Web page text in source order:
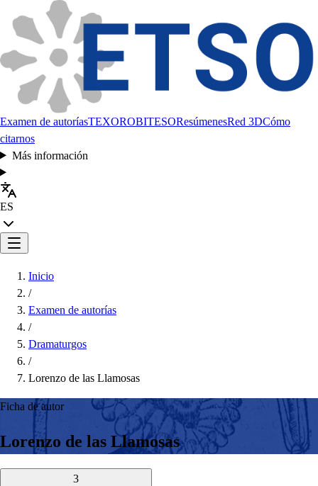
Examen de autoríasTEXOROBITESOResúmenesRed 3DCómo
citarnos
Más información
ES
Inicio
/
Examen de autorías
/
Dramaturgos
/
Lorenzo de las Llamosas
Ficha de autor
Lorenzo de las Llamosas
3